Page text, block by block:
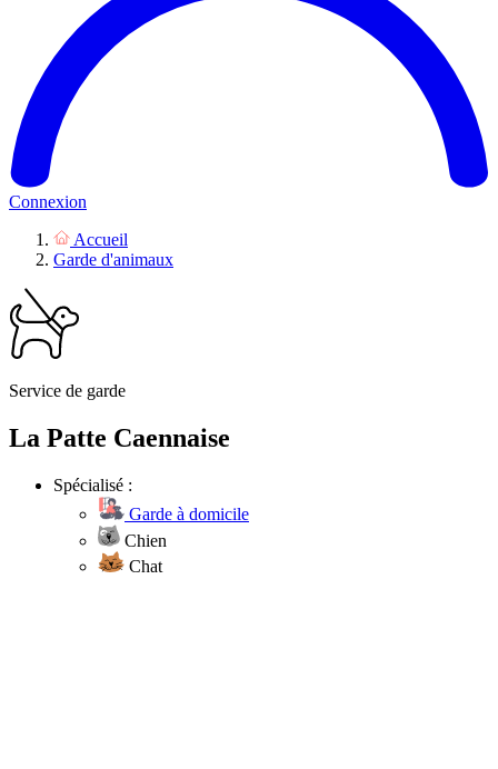
Connexion
Accueil
Garde d'animaux
Service de garde
La Patte Caennaise
Spécialisé :
Garde à domicile
Chien
Chat